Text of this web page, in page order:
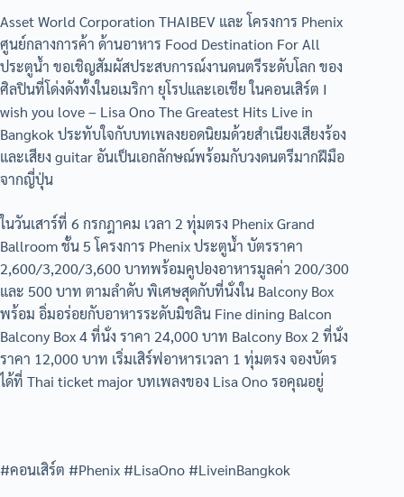
Asset World Corporation THAIBEV และ โครงการ Phenix
ศูนย์กลางการค้า ด้านอาหาร Food Destination For All
ประตูน้ำ ขอเชิญสัมผัสประสบการณ์งานดนตรีระดับโลก ของ
ศิลปินที่โด่งดังทั้งในอเมริกา ยุโรปและเอเชีย ในคอนเสิร์ต I
wish you love – Lisa Ono The Greatest Hits Live in
Bangkok ประทับใจกับบทเพลงยอดนิยมด้วยสำเนียงเสียงร้อง
และเสียง guitar อันเป็นเอกลักษณ์พร้อมกับวงดนตรีมากฝีมือ
จากญี่ปุ่น
ในวันเสาร์ที่ 6 กรกฎาคม เวลา 2 ทุ่มตรง Phenix Grand
Ballroom ชั้น 5 โครงการ Phenix ประตูน้ำ บัตรราคา
2,600/3,200/3,600 บาทพร้อมคูปองอาหารมูลค่า 200/300
และ 500 บาท ตามลำดับ พิเศษสุดกับที่นั่งใน Balcony Box
พร้อม อิ่มอร่อยกับอาหารระดับมิชลิน Fine dining Balcon
Balcony Box 4 ที่นั่ง ราคา 24,000 บาท Balcony Box 2 ที่นั่ง
ราคา 12,000 บาท เริ่มเสิร์ฟอาหารเวลา 1 ทุ่มตรง จองบัตร
ได้ที่ Thai ticket major บทเพลงของ Lisa Ono รอคุณอยู่
#คอนเสิร์ต #Phenix #LisaOno #LiveinBangkok